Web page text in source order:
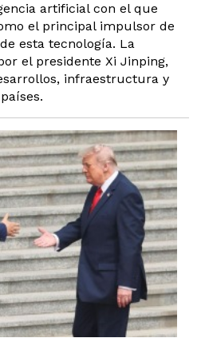
artificial con el que
el principal impulsor de
esta tecnología. La
el presidente Xi Jinping,
infraestructura y